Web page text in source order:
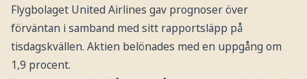
Flygbolaget United Airlines gav prognoser över
förväntan i samband med sitt rapportsläpp på
tisdagskvällen. Aktien belönades med en uppgång om
1,9 procent.